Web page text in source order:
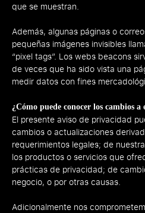
que se muestran.
Además, algunas páginas o
pequeñas imágenes invisibles
“pixel tags”. Los webs beacons
de veces que ha sido vista una
medir datos con fines
¿Cómo puede conocer los cambios
El presente aviso de privacidad
cambios o actualizaciones
requerimientos legales; de
los productos o servicios que
prácticas de privacidad; de
negocio, o por otras causas.
Adicionalmente nos